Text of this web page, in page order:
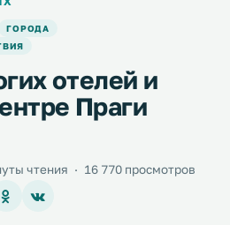
ГОРОДА
отелей и
Праги
чтения · 16 770 просмотров